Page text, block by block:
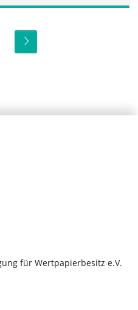
für Wertpapierbesitz e.V.